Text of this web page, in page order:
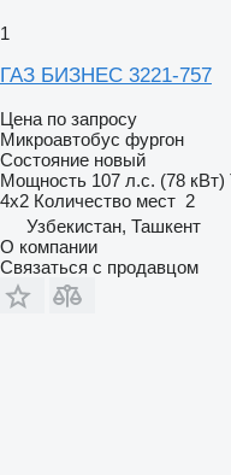
1
ГАЗ БИЗНЕС 3221-757
Цена по запросу
Микроавтобус фургон
Состояние новый
Мощность 107 л.с. (78 кВт)
4x2 Количество мест 2
Узбекистан, Ташкент
О компании
Связаться с продавцом